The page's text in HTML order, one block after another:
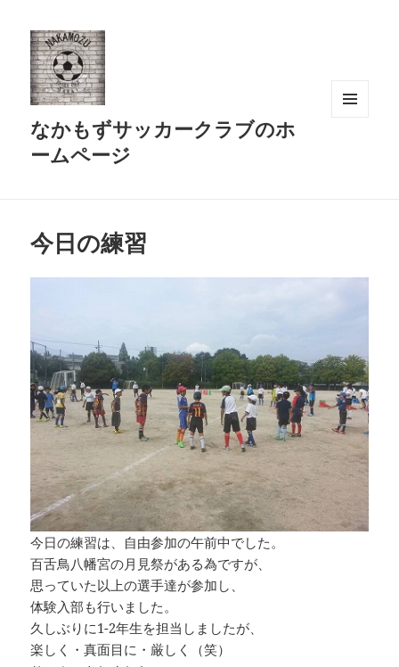
なかもずサッカークラブのホ
ームページ
今日の練習
今日の練習は、自由参加の午前中でした。
百舌鳥八幡宮の月見祭がある為ですが、
思っていた以上の選手達が参加し、
体験入部も行いました。
久しぶりに1-2年生を担当しましたが、
楽しく・真面目に・厳しく（笑）